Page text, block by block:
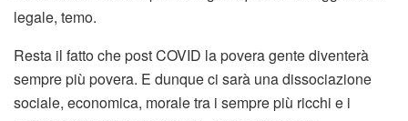
legale, temo.
Resta il fatto che post COVID la povera gente diventerà
sempre più povera. E dunque ci sarà una dissociazione
sociale, economica, morale tra i sempre più ricchi e i